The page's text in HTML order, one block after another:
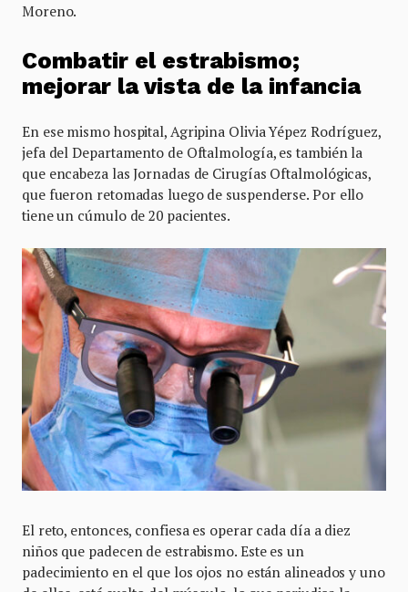
Moreno.
Combatir el estrabismo;
mejorar la vista de la infancia
En ese mismo hospital, Agripina Olivia Yépez Rodríguez,
jefa del Departamento de Oftalmología, es también la
que encabeza las Jornadas de Cirugías Oftalmológicas,
que fueron retomadas luego de suspenderse. Por ello
tiene un cúmulo de 20 pacientes.
El reto, entonces, confiesa es operar cada día a diez
niños que padecen de estrabismo. Este es un
padecimiento en el que los ojos no están alineados y uno